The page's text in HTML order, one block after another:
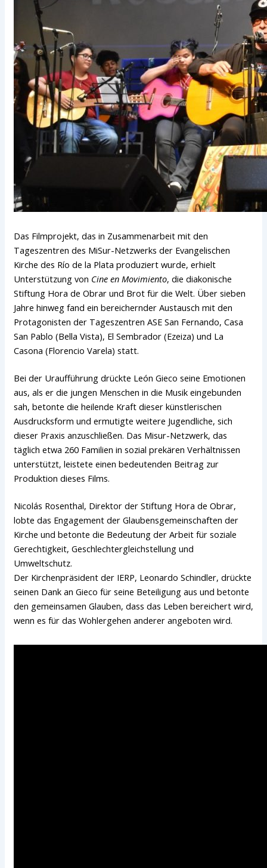
Das Filmprojekt, das in Zusammenarbeit mit den
Tageszentren des MiSur-Netzwerks der Evangelischen
Kirche des Río de la Plata produziert wurde, erhielt
Unterstützung von Cine en Movimiento, die diakonische
Stiftung Hora de Obrar und Brot für die Welt. Über sieben
Jahre hinweg fand ein bereichernder Austausch mit den
Protagonisten der Tageszentren ASE San Fernando, Casa
San Pablo (Bella Vista), El Sembrador (Ezeiza) und La
Casona (Florencio Varela) statt.
Bei der Uraufführung drückte León Gieco seine Emotionen
aus, als er die jungen Menschen in die Musik eingebunden
sah, betonte die heilende Kraft dieser künstlerischen
Ausdrucksform und ermutigte weitere Jugendliche, sich
dieser Praxis anzuschließen. Das Misur-Netzwerk, das
täglich etwa 260 Familien in sozial prekären Verhältnissen
unterstützt, leistete einen bedeutenden Beitrag zur
Produktion dieses Films.
Nicolás Rosenthal, Direktor der Stiftung Hora de Obrar,
lobte das Engagement der Glaubensgemeinschaften der
Kirche und betonte die Bedeutung der Arbeit für soziale
Gerechtigkeit, Geschlechtergleichstellung und
Umweltschutz.
Der Kirchenpräsident der IERP, Leonardo Schindler, drückte
seinen Dank an Gieco für seine Beteiligung aus und betonte
den gemeinsamen Glauben, dass das Leben bereichert wird,
wenn es für das Wohlergehen anderer angeboten wird.